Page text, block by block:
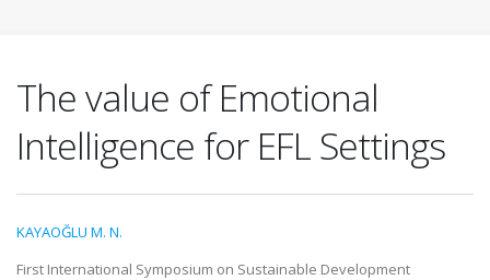
The value of Emotional
Intelligence for EFL Settings
KAYAOĞLU M. N.
First International Symposium on Sustainable Development